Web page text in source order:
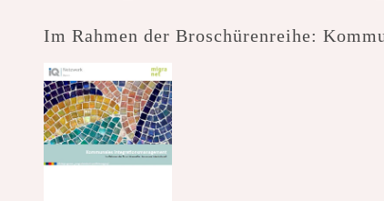
Im Rahmen der Broschürenreihe: